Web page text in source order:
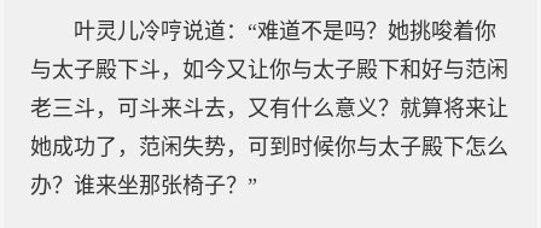
叶灵儿冷哼说道：“难道不是吗？她挑唆着你
与太子殿下斗，如今又让你与太子殿下和好与范闲
老三斗，可斗来斗去，又有什么意义？就算将来让
她成功了，范闲失势，可到时候你与太子殿下怎么
办？谁来坐那张椅子？”